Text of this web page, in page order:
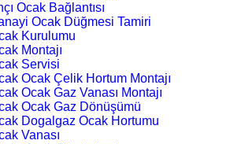
Ocak Bağlantısı
Ocak Düğmesi Tamiri
Kurulumu
Montajı
Servisi
Ocak Çelik Hortum Montajı
Ocak Gaz Vanası Montajı
Ocak Gaz Dönüşümü
Dogalgaz Ocak Hortumu
Vanası